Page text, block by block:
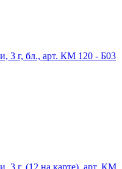
г, бл., арт. КМ 120 - Б03